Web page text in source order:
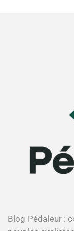
Blog Pédaleur :